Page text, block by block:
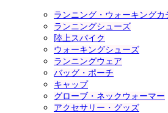
ランニング・ウォーキングカ
ランニングシューズ
陸上スパイク
ウォーキングシューズ
ランニングウェア
バッグ・ポーチ
キャップ
グローブ・ネックウォーマー
アクセサリー・グッズ